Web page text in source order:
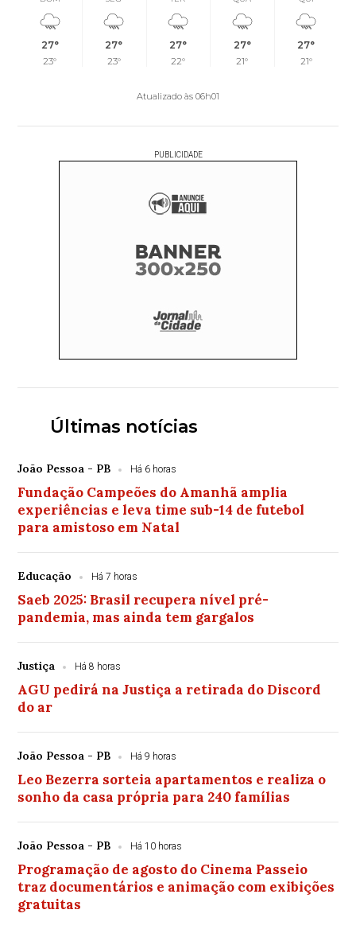
27°
23°
27°
23°
27°
22°
27°
21°
27°
21°
Atualizado às 06h01
PUBLICIDADE
Últimas notícias
João Pessoa - PB Há 6 horas
Fundação Campeões do Amanhã amplia
experiências e leva time sub-14 de futebol
para amistoso em Natal
Educação Há 7 horas
Saeb 2025: Brasil recupera nível pré-
pandemia, mas ainda tem gargalos
Justiça Há 8 horas
AGU pedirá na Justiça a retirada do Discord
do ar
João Pessoa - PB Há 9 horas
Leo Bezerra sorteia apartamentos e realiza o
sonho da casa própria para 240 famílias
João Pessoa - PB Há 10 horas
Programação de agosto do Cinema Passeio
traz documentários e animação com exibições
gratuitas